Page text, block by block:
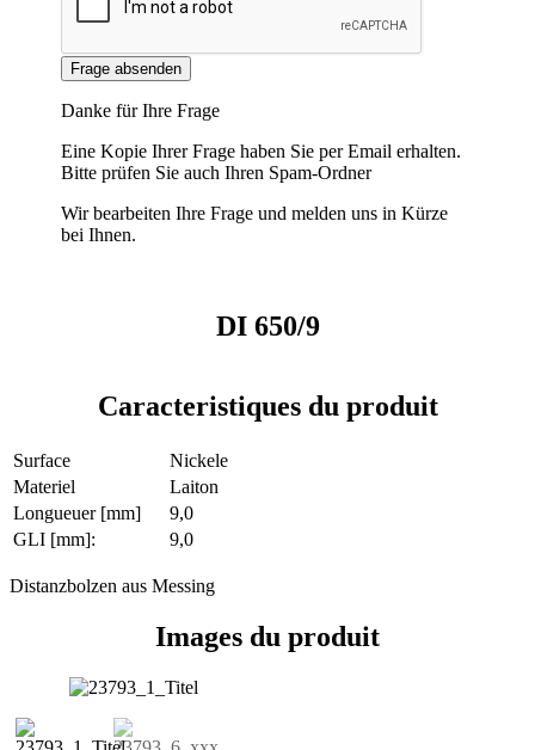
Frage absenden
Danke für Ihre Frage
Eine Kopie Ihrer Frage haben Sie per Email erhalten.
Bitte prüfen Sie auch Ihren Spam-Ordner
Wir bearbeiten Ihre Frage und melden uns in Kürze
bei Ihnen.
DI 650/9
Caracteristiques du produit
Surface
Nickele
Materiel
Laiton
Longueuer [mm]
9,0
GLI [mm]:
9,0
Distanzbolzen aus Messing
Images du produit